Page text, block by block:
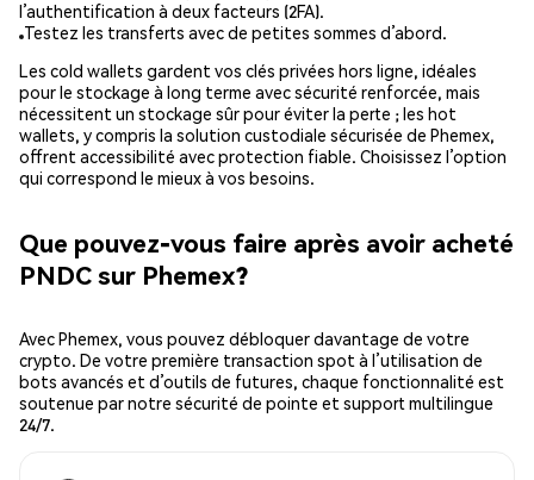
l’authentification à deux facteurs (2FA).
Testez les transferts avec de petites sommes d’abord.
Les cold wallets gardent vos clés privées hors ligne, idéales
pour le stockage à long terme avec sécurité renforcée, mais
nécessitent un stockage sûr pour éviter la perte ; les hot
wallets, y compris la solution custodiale sécurisée de Phemex,
offrent accessibilité avec protection fiable. Choisissez l’option
qui correspond le mieux à vos besoins.
Que pouvez-vous faire après avoir acheté
PNDC sur Phemex?
Avec Phemex, vous pouvez débloquer davantage de votre
crypto. De votre première transaction spot à l’utilisation de
bots avancés et d’outils de futures, chaque fonctionnalité est
soutenue par notre sécurité de pointe et support multilingue
24/7.